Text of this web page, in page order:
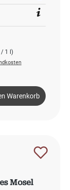
/ 1 l)
Warenkorb
Mosel